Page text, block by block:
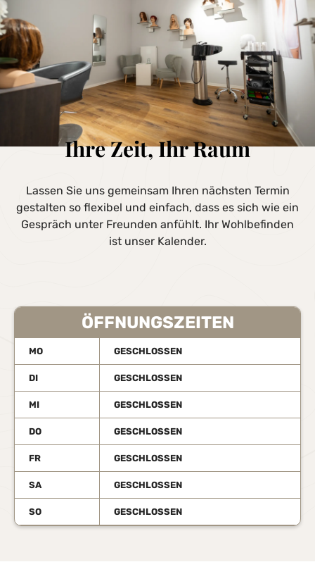
Ihre Zeit, Ihr Raum
Lassen Sie uns gemeinsam Ihren nächsten Termin
gestalten so flexibel und einfach, dass es sich wie ein
Gespräch unter Freunden anfühlt. Ihr Wohlbefinden
ist unser Kalender.
ÖFFNUNGSZEITEN
MO GESCHLOSSEN
DI GESCHLOSSEN
MI GESCHLOSSEN
DO GESCHLOSSEN
FR GESCHLOSSEN
SA GESCHLOSSEN
SO GESCHLOSSEN